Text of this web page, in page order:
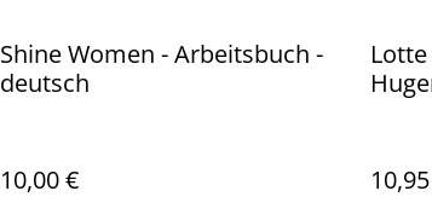
Shine Women - Arbeitsbuch -
deutsch
10,00 €